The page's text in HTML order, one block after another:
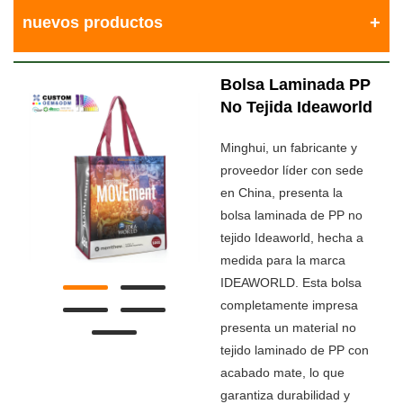
nuevos productos
Bolsa Laminada PP
No Tejida Ideaworld
Minghui, un fabricante y
proveedor líder con sede
en China, presenta la
bolsa laminada de PP no
tejido Ideaworld, hecha a
medida para la marca
IDEAWORLD. Esta bolsa
completamente impresa
presenta un material no
tejido laminado de PP con
acabado mate, lo que
garantiza durabilidad y